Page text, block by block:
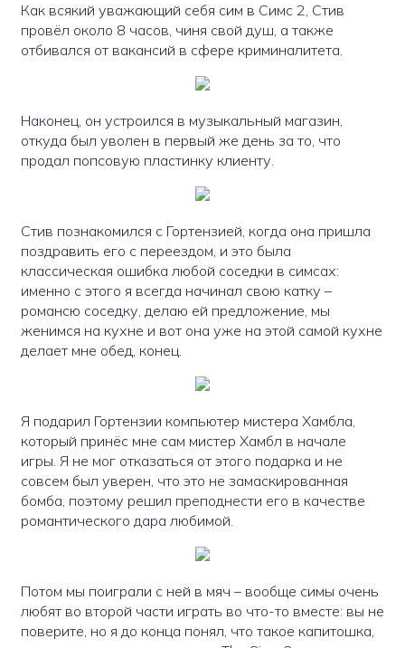
Как всякий уважающий себя сим в Симс 2, Стив
провёл около 8 часов, чиня свой душ, а также
отбивался от вакансий в сфере криминалитета.
Наконец, он устроился в музыкальный магазин,
откуда был уволен в первый же день за то, что
продал попсовую пластинку клиенту.
Стив познакомился с Гортензией, когда она пришла
поздравить его с переездом, и это была
классическая ошибка любой соседки в симсах:
именно с этого я всегда начинал свою катку –
романсю соседку, делаю ей предложение, мы
женимся на кухне и вот она уже на этой самой кухне
делает мне обед, конец.
Я подарил Гортензии компьютер мистера Хамбла,
который принёс мне сам мистер Хамбл в начале
игры. Я не мог отказаться от этого подарка и не
совсем был уверен, что это не замаскированная
бомба, поэтому решил преподнести его в качестве
романтического дара любимой.
Потом мы поиграли с ней в мяч – вообще симы очень
любят во второй части играть во что-то вместе: вы не
поверите, но я до конца понял, что такое капитошка,